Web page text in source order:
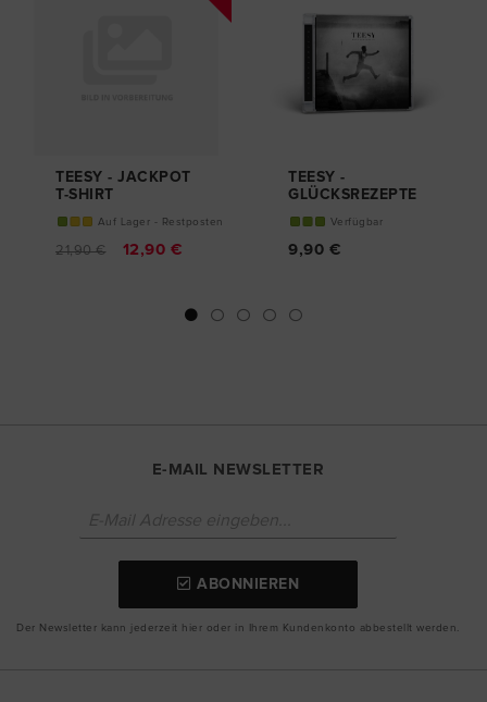
TEESY - JACKPOT
T-SHIRT
Auf Lager - Restposten
21,90 € 12,90 €
TEESY -
GLÜCKSREZEPTE
Verfügbar
9,90 €
E-MAIL NEWSLETTER
ABONNIEREN
Der Newsletter kann jederzeit hier oder in Ihrem Kundenkonto abbestellt werden.